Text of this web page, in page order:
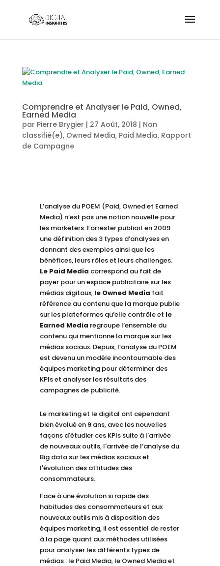
Comprendre et Analyser le Paid, Owned,
Earned Media
par Pierre Brygier | 27 Août, 2018 | Non
classifié(e), Owned Media, Paid Media, Rapport
de Campagne
L’analyse du POEM (Paid, Owned et Earned
Media) n’est pas une notion nouvelle pour
les marketers. Forrester publiait en 2009
une définition des 3 types d’analyses en
donnant des exemples ainsi que les
bénéfices, leurs rôles et leurs challenges.
Le Paid Media correspond au fait de
payer pour un espace publicitaire sur les
médias digitaux, le Owned Media fait
référence au contenu que la marque publie
sur les plateformes qu’elle contrôle et le
Earned Media regroupe l’ensemble du
contenu qui mentionne la marque sur les
médias sociaux. Depuis, l’analyse du POEM
est devenu un modèle incontournable des
équipes marketing pour déterminer des
KPIs et analyser les résultats des
campagnes de publicité.
Le marketing et le digital ont cependant
bien évolué en 9 ans, avec les nouvelles
façons d'étudier ces KPIs suite à l'arrivée
de nouveaux outils, l'arrivée de l’analyse du
Big data sur les médias sociaux et
l'évolution des attitudes des
consommateurs.
Face à une évolution si rapide des
habitudes des consommateurs et aux
nouveaux outils mis à disposition des
équipes marketing, il est essentiel de rester
à la page quant aux méthodes utilisées
pour analyser les différents types de
médias : le Paid Media, le Owned Media et